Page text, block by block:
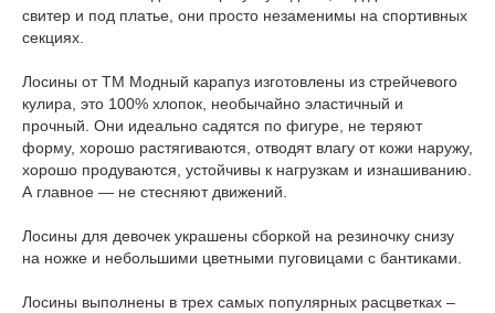
свитер и под платье, они просто незаменимы на спортивных
секциях.
Лосины от ТМ Модный карапуз изготовлены из стрейчевого
кулира, это 100% хлопок, необычайно эластичный и
прочный. Они идеально садятся по фигуре, не теряют
форму, хорошо растягиваются, отводят влагу от кожи наружу,
хорошо продуваются, устойчивы к нагрузкам и изнашиванию.
А главное — не стесняют движений.
Лосины для девочек украшены сборкой на резиночку снизу
на ножке и небольшими цветными пуговицами с бантиками.
Лосины выполнены в трех самых популярных расцветках –